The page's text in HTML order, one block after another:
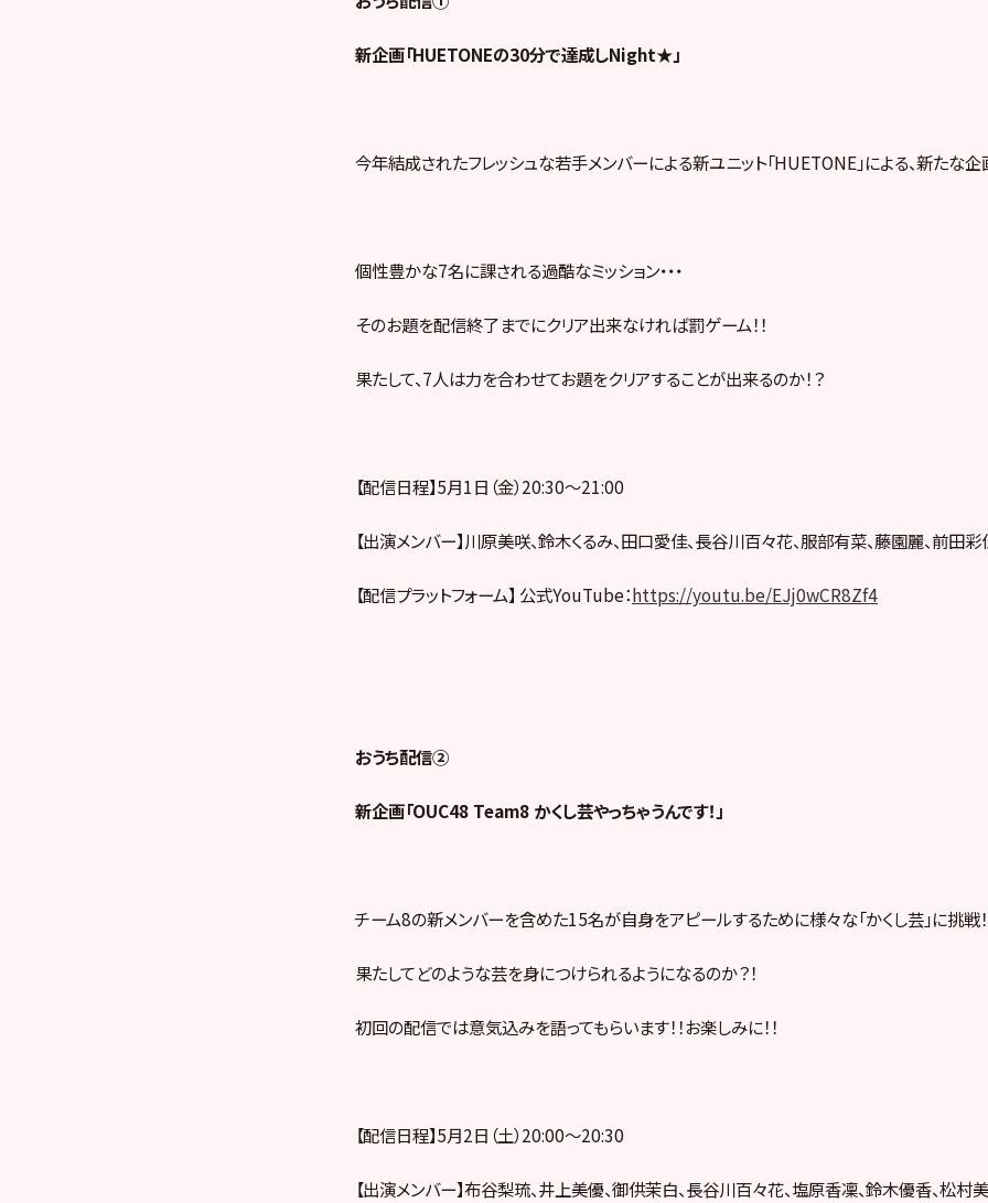
新企画「HUETONEの30分で達成しNight★」
今年結成されたフレッシュな若手メンバーによる新ユニット「HUETONE」による、新たな企
個性豊かな7名に課される過酷なミッション・・・
そのお題を配信終了までにクリア出来なければ罰ゲーム！！
果たして、7人は力を合わせてお題をクリアすることが出来るのか！？
【配信日程】5月1日（金）20:30〜21:00
【出演メンバー】川原美咲、鈴木くるみ、田口愛佳、長谷川百々花、服部有菜、藤園麗、前田彩
【配信プラットフォーム】 公式YouTube：https://youtu.be/EJj0wCR8Zf4
おうち配信②
新企画「OUC48 Team8 かくし芸やっちゃうんです！」
チーム8の新メンバーを含めた15名が自身をアピールするために様々な「かくし芸」に挑戦！
果たしてどのような芸を身につけられるようになるのか？！
初回の配信では意気込みを語ってもらいます！！お楽しみに！！
【配信日程】5月2日（土）20:00〜20:30
【出演メンバー】布谷梨琉、井上美優、御供茉白、長谷川百々花、塩原香凜、鈴木優香、松村